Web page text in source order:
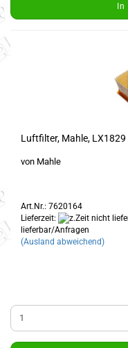
In
Luftfilter, Mahle, LX1829
von Mahle
Art.Nr.: 7620164
Lieferzeit:
lieferbar/Anfragen
(Ausland abweichend)